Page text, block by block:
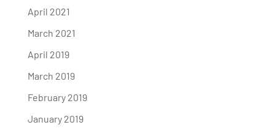
April 2021
March 2021
April 2019
March 2019
February 2019
January 2019